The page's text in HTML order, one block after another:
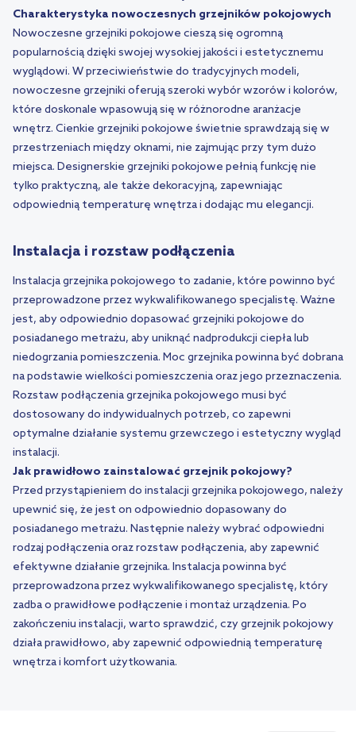
Charakterystyka nowoczesnych grzejników pokojowych
Nowoczesne grzejniki pokojowe cieszą się ogromną
popularnością dzięki swojej wysokiej jakości i estetycznemu
wyglądowi. W przeciwieństwie do tradycyjnych modeli,
nowoczesne grzejniki oferują szeroki wybór wzorów i kolorów,
które doskonale wpasowują się w różnorodne aranżacje
wnętrz. Cienkie grzejniki pokojowe świetnie sprawdzają się w
przestrzeniach między oknami, nie zajmując przy tym dużo
miejsca. Designerskie grzejniki pokojowe pełnią funkcję nie
tylko praktyczną, ale także dekoracyjną, zapewniając
odpowiednią temperaturę wnętrza i dodając mu elegancji.
Instalacja i rozstaw podłączenia
Instalacja grzejnika pokojowego to zadanie, które powinno być
przeprowadzone przez wykwalifikowanego specjalistę. Ważne
jest, aby odpowiednio dopasować grzejniki pokojowe do
posiadanego metrażu, aby uniknąć nadprodukcji ciepła lub
niedogrzania pomieszczenia. Moc grzejnika powinna być dobrana
na podstawie wielkości pomieszczenia oraz jego przeznaczenia.
Rozstaw podłączenia grzejnika pokojowego musi być
dostosowany do indywidualnych potrzeb, co zapewni
optymalne działanie systemu grzewczego i estetyczny wygląd
instalacji.
Jak prawidłowo zainstalować grzejnik pokojowy?
Przed przystąpieniem do instalacji grzejnika pokojowego, należy
upewnić się, że jest on odpowiednio dopasowany do
posiadanego metrażu. Następnie należy wybrać odpowiedni
rodzaj podłączenia oraz rozstaw podłączenia, aby zapewnić
efektywne działanie grzejnika. Instalacja powinna być
przeprowadzona przez wykwalifikowanego specjalistę, który
zadba o prawidłowe podłączenie i montaż urządzenia. Po
zakończeniu instalacji, warto sprawdzić, czy grzejnik pokojowy
działa prawidłowo, aby zapewnić odpowiednią temperaturę
wnętrza i komfort użytkowania.